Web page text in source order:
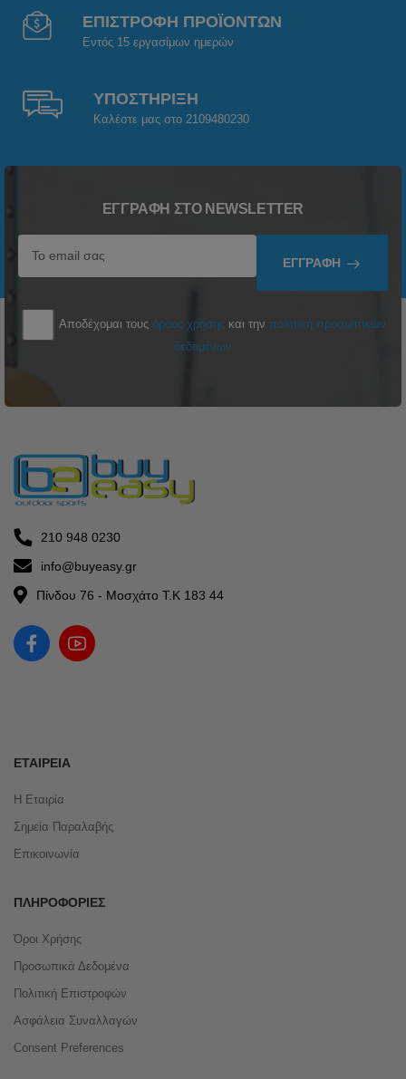
ΕΠΙΣΤΡΟΦΗ ΠΡΟΪΟΝΤΩΝ
Εντός 15 εργασίμων ημερών
ΥΠΟΣΤΗΡΙΞΗ
Καλέστε μας στο 2109480230
ΕΓΓΡΑΦΉ ΣΤΟ NEWSLETTER
ΕΓΓΡΑΦΉ
Αποδέχομαι τους όρους χρήσης και την πολιτική προσωπικών
δεδομένων
210 948 0230
info@buyeasy.gr
Πίνδου 76 - Μοσχάτο Τ.Κ 183 44
ΕΤΑΙΡΕΊΑ
Η Εταιρία
Σημεία Παραλαβής
Επικοινωνία
ΠΛΗΡΟΦΟΡΊΕΣ
Όροι Χρήσης
Προσωπικά Δεδομένα
Πολιτική Επιστροφών
Ασφάλεια Συναλλαγών
Consent Preferences